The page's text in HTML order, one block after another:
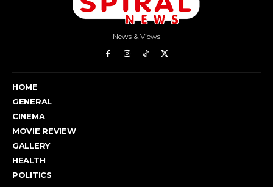
News & Views
HOME
GENERAL
CINEMA
MOVIE REVIEW
GALLERY
HEALTH
POLITICS